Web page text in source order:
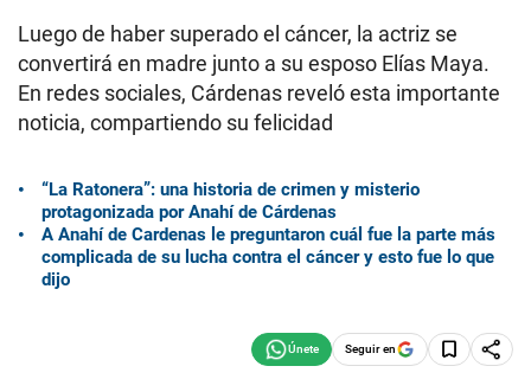
Luego de haber superado el cáncer, la actriz se
convertirá en madre junto a su esposo Elías Maya.
En redes sociales, Cárdenas reveló esta importante
noticia, compartiendo su felicidad
“La Ratonera”: una historia de crimen y misterio
protagonizada por Anahí de Cárdenas
A Anahí de Cardenas le preguntaron cuál fue la parte más
complicada de su lucha contra el cáncer y esto fue lo que
dijo
Seguir en